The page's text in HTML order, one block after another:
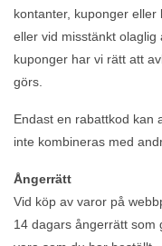
kontanter, kuponger
eller vid misstänkt
kuponger har vi rätt att
görs.
Endast en rabattkod kan
inte kombineras med
Ångerrätt
Vid köp av varor på
14 dagars ångerrätt som